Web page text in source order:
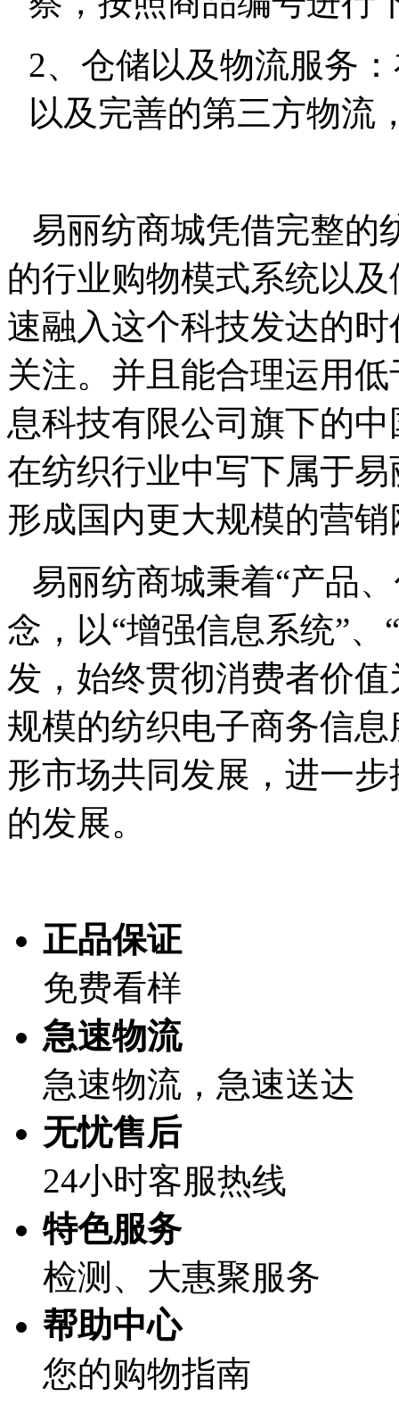
2、仓储以及物流服务
以及完善的第三方物流
易丽纺商城凭借完整的
的行业购物模式系统以
速融入这个科技发达的
关注。并且能合理运用
息科技有限公司旗下的
在纺织行业中写下属于
形成国内更大规模的营
易丽纺商城秉着“产品
念，以“增强信息系统”
发，始终贯彻消费者价
规模的纺织电子商务信
形市场共同发展，进一
的发展。
正品保证
免费看样
急速物流
急速物流，急速送达
无忧售后
24小时客服热线
特色服务
检测、大惠聚服务
帮助中心
您的购物指南